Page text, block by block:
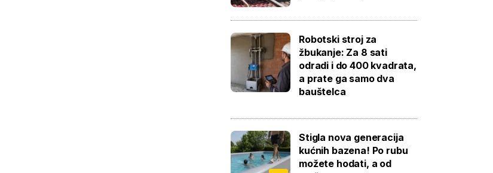
Robotski stroj za
žbukanje: Za 8 sati
odradi i do 400 kvadrata,
a prate ga samo dva
bauštelca
Stigla nova generacija
kućnih bazena! Po rubu
možete hodati, a od